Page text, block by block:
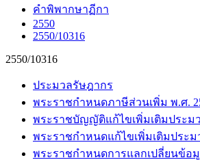
คำพิพากษาฏีกา
2550
2550/10316
2550/10316
ประมวลรัษฎากร
พระราชกำหนดภาษีส่วนเพิ่ม พ.ศ.
พระราชบัญญัติแก้ไขเพิ่มเติมประม
พระราชกำหนดแก้ไขเพิ่มเติมประ
พระราชกำหนดการแลกเปลี่ยนข้อ